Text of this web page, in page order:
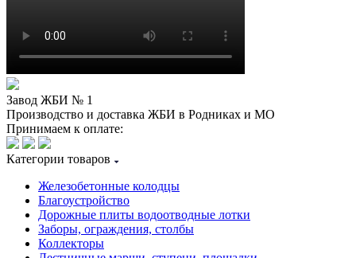
Завод ЖБИ № 1
Производство и доставка ЖБИ в Родниках и МО
Принимаем к оплате:
Категории товаров
Железобетонные колодцы
Благоустройство
Дорожные плиты водоотводные лотки
Заборы, ограждения, столбы
Коллекторы